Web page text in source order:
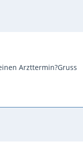
Arzttermin?Gruss